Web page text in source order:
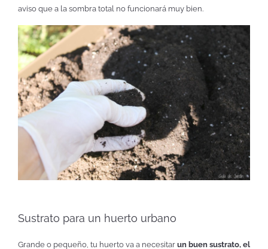
aviso que a la sombra total no funcionará muy bien.
Sustrato para un huerto urbano
Grande o pequeño, tu huerto va a necesitar un buen sustrato, el